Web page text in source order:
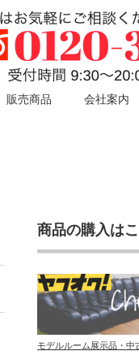
販売商品 会社案内
商品の購入は
モデルルーム展示品・中